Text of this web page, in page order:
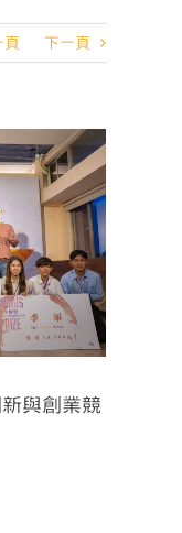
頁 下一頁
與創業競